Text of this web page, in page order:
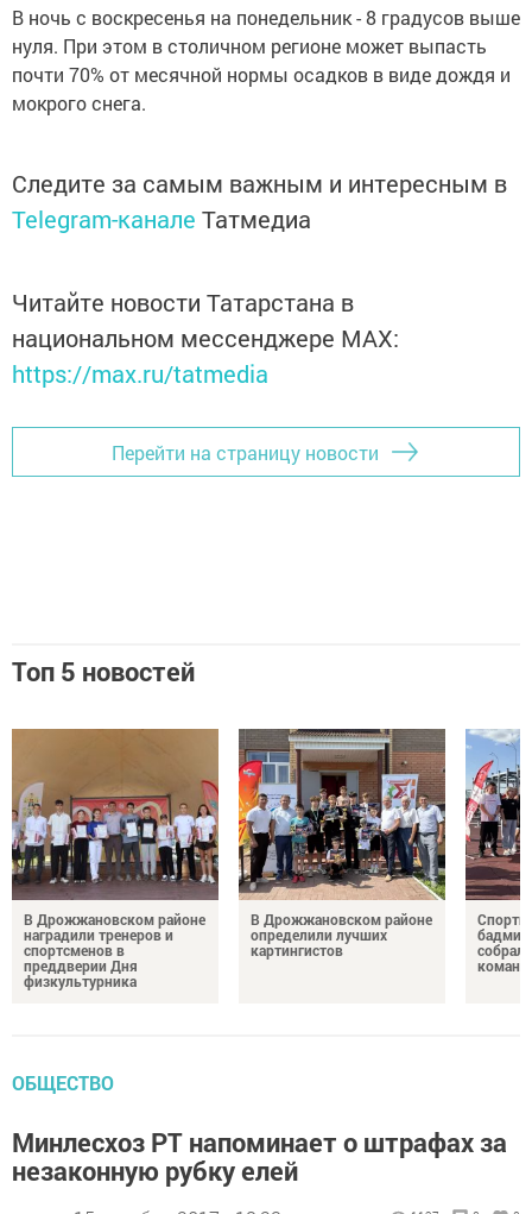
В ночь с воскресенья на понедельник - 8 градусов выше
нуля. При этом в столичном регионе может выпасть
почти 70% от месячной нормы осадков в виде дождя и
мокрого снега.
Следите за самым важным и интересным в
Telegram-канале Татмедиа
Читайте новости Татарстана в
национальном мессенджере MАХ:
https://max.ru/tatmedia
Перейти на страницу новости
Топ 5 новостей
В Дрожжановском районе
наградили тренеров и
спортсменов в
преддверии Дня
физкультурника
В Дрожжановском районе
определили лучших
картингистов
ОБЩЕСТВО
Минлесхоз РТ напоминает о штрафах за
незаконную рубку елей